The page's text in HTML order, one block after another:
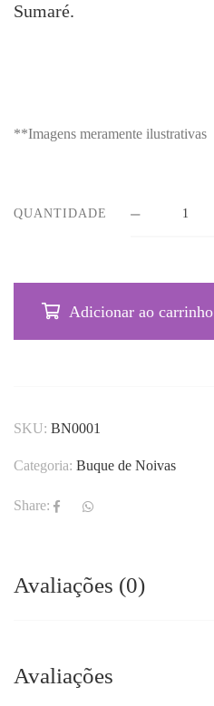
Sumaré.
**Imagens meramente ilustrativas
QUANTIDADE
Adicionar ao carrinho
SKU: BN0001
Categoria: Buque de Noivas
Share:
Avaliações (0)
Avaliações